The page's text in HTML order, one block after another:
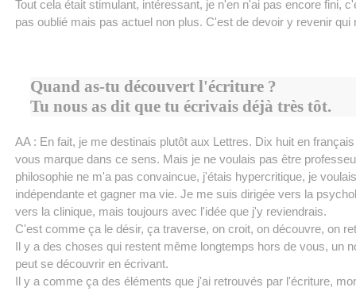
Tout cela était stimulant, intéressant, je n'en n'ai pas encore fini,
pas oublié mais pas actuel non plus. C'est de devoir y revenir qui
Quand as-tu découvert l'écriture ?
Tu nous as dit que tu écrivais déjà très tôt.
AA : En fait, je me destinais plutôt aux Lettres. Dix huit en
vous marque dans ce sens. Mais je ne voulais pas être
philosophie ne m'a pas convaincue, j'étais hypercritique, je
indépendante et gagner ma vie. Je me suis dirigée vers la
vers la clinique, mais toujours avec l'idée que j'y reviendrais.
C'est comme ça le désir, ça traverse, on croit, on découvre, on
Il y a des choses qui restent même longtemps hors de vous, un
peut se découvrir en écrivant.
Il y a comme ça des éléments que j'ai retrouvés par l'écriture,